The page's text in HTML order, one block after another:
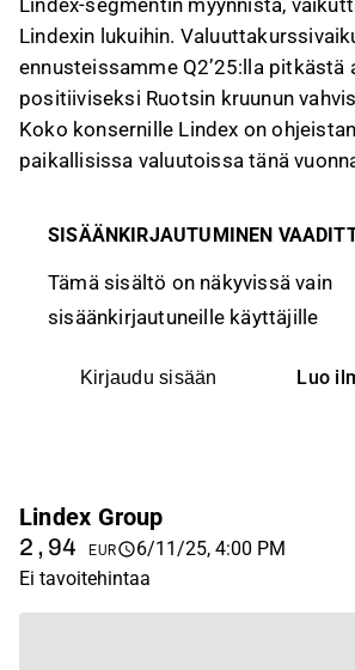
Lindex-segmentin myynnistä,
Lindexin lukuihin.
ennusteissamme Q2’25:lla pitkästä
positiiviseksi Ruotsin kruunun
Koko konsernille Lindex on
paikallisissa valuutoissa tänä
SISÄÄNKIRJAUTUMINEN
Tämä sisältö on näkyvissä vain
sisäänkirjautuneille käyttäjille
Kirjaudu sisään Luo
Lindex Group
2,94 EUR
6/11/25, 4:00 PM
Ei tavoitehintaa